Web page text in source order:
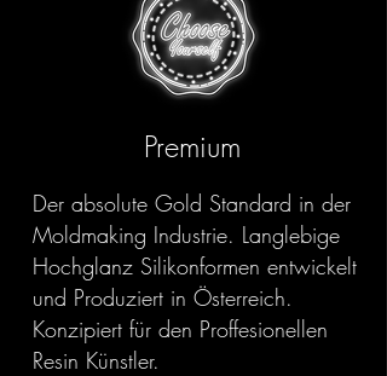
Premium
Der absolute Gold Standard in der
Moldmaking Industrie. Langlebige
Hochglanz Silikonformen entwickelt
und Produziert in Österreich.
Konzipiert für den Proffesionellen
Resin Künstler.